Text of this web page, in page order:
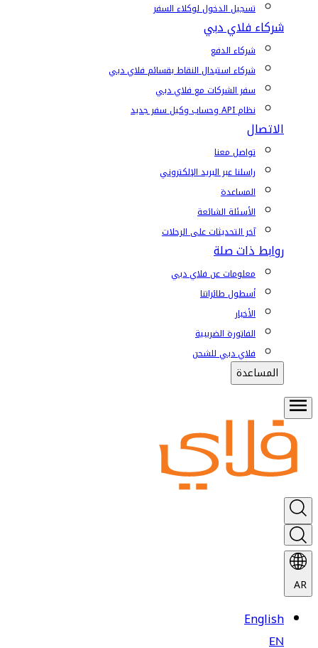
تسجيل الدخول لوكلاء السفر
شركاء فلاي دبي
شركاء الدفع
شركاء استبدال النقاط بقسائم فلاي دبي
سفر الشركات مع فلاي دبي
نظام API وحساب وكيل سفر جديد
الاتصال
تواصل معنا
راسلنا عبر البريد الإلكتروني
المساعدة
الأسئلة الشائعة
آخر التحديثات على الرحلات
روابط ذات صلة
معلومات عن فلاي دبي
أسطول طائراتنا
الأخبار
الفاتورة الضريبية
فلاي دبي للشحن
المساعدة
AR
English
EN